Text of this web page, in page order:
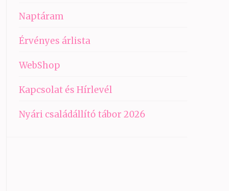
Naptáram
Érvényes árlista
WebShop
Kapcsolat és Hírlevél
Nyári családállító tábor 2026